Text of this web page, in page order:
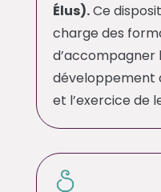
Élus).Ce
charge des
d’accompagner
développement
et l’exercice de